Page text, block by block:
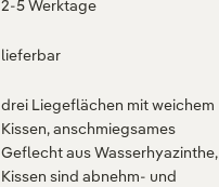
2-5 Werktage
lieferbar
drei Liegeflächen mit weichem
Kissen, anschmiegsames
Geflecht aus Wasserhyazinthe,
Kissen sind abnehm- und